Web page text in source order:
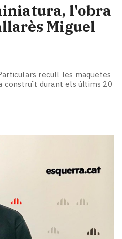
l'obra
Miguel
recull les maquetes
construït durant els últims 20